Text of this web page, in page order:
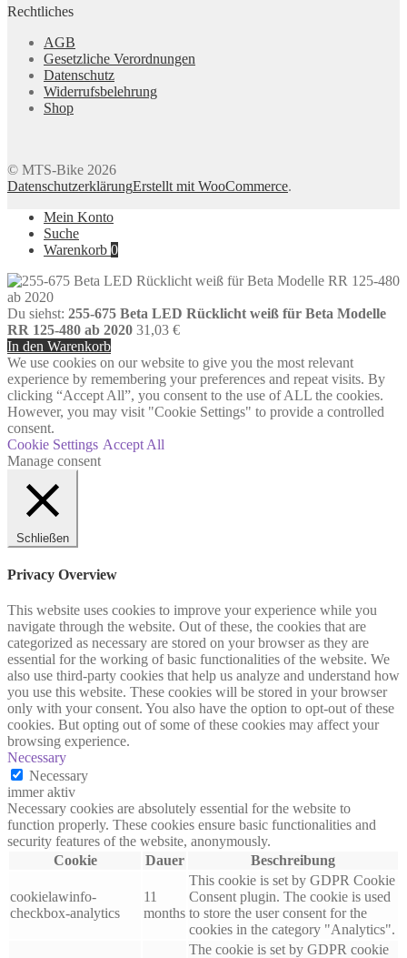
Rechtliches
AGB
Gesetzliche Verordnungen
Datenschutz
Widerrufsbelehrung
Shop
© MTS-Bike 2026
DatenschutzerklärungErstellt mit WooCommerce.
Mein Konto
Suche
Warenkorb 0
Du siehst: 255-675 Beta LED Rücklicht weiß für Beta Modelle
RR 125-480 ab 2020 31,03 €
In den Warenkorb
We use cookies on our website to give you the most relevant
experience by remembering your preferences and repeat visits. By
clicking “Accept All”, you consent to the use of ALL the cookies.
However, you may visit "Cookie Settings" to provide a controlled
consent.
Cookie Settings Accept All
Manage consent
Schließen
Privacy Overview
This website uses cookies to improve your experience while you
navigate through the website. Out of these, the cookies that are
categorized as necessary are stored on your browser as they are
essential for the working of basic functionalities of the website. We
also use third-party cookies that help us analyze and understand how
you use this website. These cookies will be stored in your browser
only with your consent. You also have the option to opt-out of these
cookies. But opting out of some of these cookies may affect your
browsing experience.
Necessary
Necessary
immer aktiv
Necessary cookies are absolutely essential for the website to
function properly. These cookies ensure basic functionalities and
security features of the website, anonymously.
Cookie
Dauer Beschreibung
cookielawinfo-
checkbox-analytics
11
months
This cookie is set by GDPR Cookie
Consent plugin. The cookie is used
to store the user consent for the
cookies in the category "Analytics".
The cookie is set by GDPR cookie